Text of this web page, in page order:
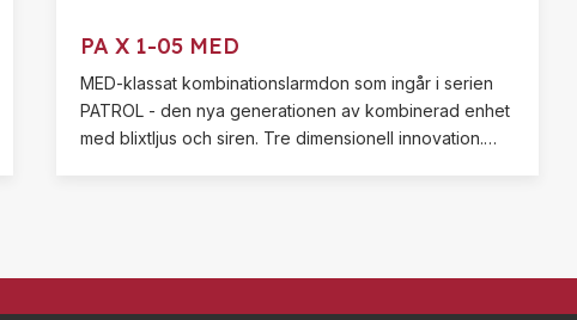
PA X 1-05 MED
MED-klassat kombinationslarmdon som ingår i serien
PATROL - den nya generationen av kombinerad enhet
med blixtljus och siren. Tre dimensionell innovation.